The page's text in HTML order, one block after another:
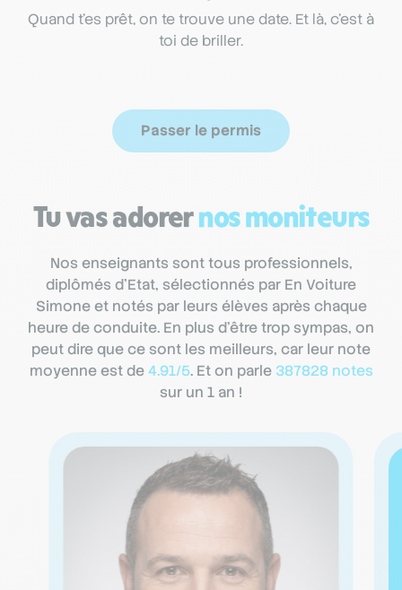
Quand t’es prêt, on te trouve une date. Et là, c’est à
toi de briller.
Passer le permis
Tu vas adorernos moniteurs
Nos enseignants sont tous professionnels,
diplômés d’Etat, sélectionnés par En Voiture
Simone et notés par leurs élèves après chaque
heure de conduite. En plus d’être trop sympas, on
peut dire que ce sont les meilleurs, car leur note
moyenne est de4.91/5. Et on parle 387828 notes
sur un 1 an !